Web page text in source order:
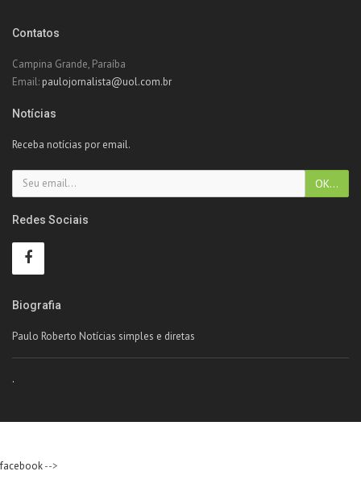
Contatos
Campina Grande, Paraíba
Email: paulojornalista@uol.com.br
Notícias
Receba notícias por email.
Redes Sociais
Biografia
Paulo Roberto Notícias simples e diretas
.
facebook-->